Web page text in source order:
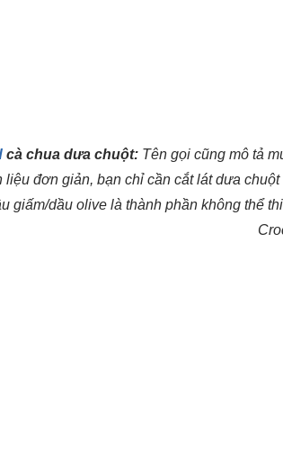
cà chua dưa chuột:Tên gọi cũng mô tả
liệu đơn giản, bạn chỉ cần cắt lát dưa
giấm/dầu olive là thành phần không thể